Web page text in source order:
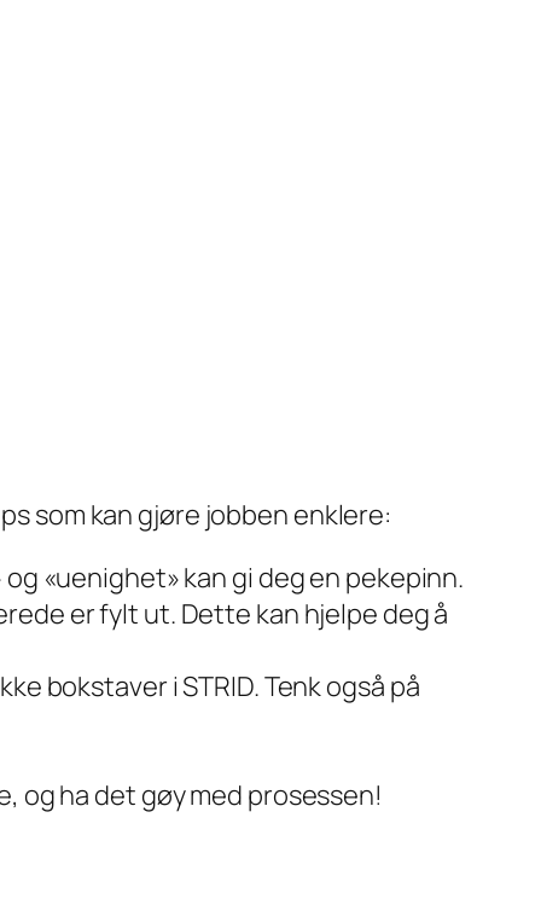
som kan gjøre jobben enklere:
«uenighet» kan gi deg en pekepinn.
er fylt ut. Dette kan hjelpe deg å
bokstaver i STRID. Tenk også på
og ha det gøy med prosessen!